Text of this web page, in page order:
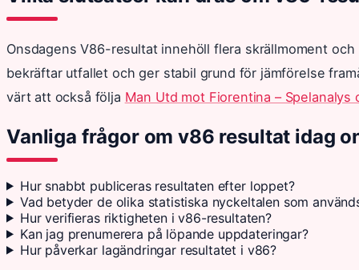
Onsdagens V86-resultat innehöll flera skrällmoment
bekräftar utfallet och ger stabil grund för jämförelse
värt att också följa Man Utd mot Fiorentina – Spelanalys
Vanliga frågor om v86 resultat idag
Hur snabbt publiceras resultaten efter loppet?
Vad betyder de olika statistiska nyckeltalen som
Hur verifieras riktigheten i v86-resultaten?
Kan jag prenumerera på löpande uppdateringar?
Hur påverkar lagändringar resultatet i v86?